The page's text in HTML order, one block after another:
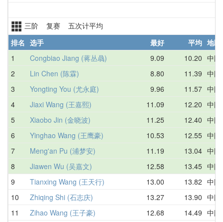
三阶 复赛 五次计平均
排名 选手 最好 平均 地区
1
Congbiao Jiang (蒋丛骉) 9.09 10.20 中国
2
Lin Chen (陈霖) 8.80 11.39 中国
3
Yongting You (尤永庭) 9.96 11.57 中国
4
Jiaxi Wang (王嘉熙) 11.09 12.20 中国
5
Xiaobo Jin (金晓波) 11.25 12.40 中国
6
Yinghao Wang (王鹰豪) 10.53 12.55 中国
7
Meng'an Pu (浦梦安) 11.19 13.04 中国
8
Jiawen Wu (吴嘉文) 12.58 13.45 中国
9
Tianxing Wang (王天行) 13.00 13.82 中国
10
Zhiqing Shi (石志庆) 13.27 13.90 中国
11
Zihao Wang (王子豪) 12.68 14.49 中国